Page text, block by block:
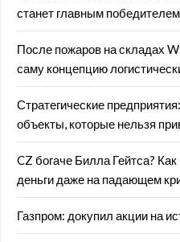
станет главным
После пожаров на складах
саму концепцию
Стратегические
объекты, которые нельзя
CZ богаче Билла Гейтса?
деньги даже на падающем
Газпром: докупил акции на